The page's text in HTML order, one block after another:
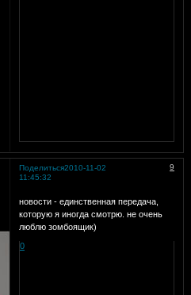
Поделиться 9
2010-11-02
11:45:32
новости - единственная передача,
которую я иногда смотрю. не очень
люблю зомбоящик)
0